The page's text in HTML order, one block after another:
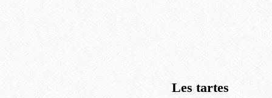
Les tartes